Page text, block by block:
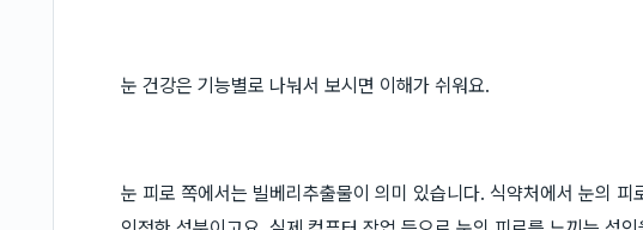
눈 건강은 기능별로 나눠서 보시면 이해가 쉬워요.
눈 피로 쪽에서는 빌베리추출물이 의미 있습니다. 식약처에서 눈의